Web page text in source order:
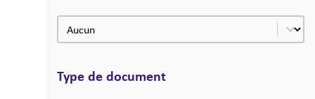
Catégorie
Catégorie
Type de document